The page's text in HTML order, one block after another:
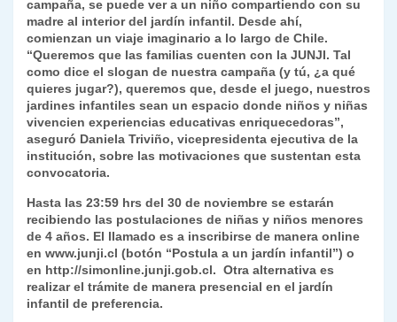
campaña, se puede ver a un niño compartiendo con su
madre al interior del jardín infantil. Desde ahí,
comienzan un viaje imaginario a lo largo de Chile.
“Queremos que las familias cuenten con la JUNJI. Tal
como dice el slogan de nuestra campaña (y tú, ¿a qué
quieres jugar?), queremos que, desde el juego, nuestros
jardines infantiles sean un espacio donde niños y niñas
vivencien experiencias educativas enriquecedoras”,
aseguró Daniela Triviño, vicepresidenta ejecutiva de la
institución, sobre las motivaciones que sustentan esta
convocatoria.
Hasta las 23:59 hrs del 30 de noviembre se estarán
recibiendo las postulaciones de niñas y niños menores
de 4 años. El llamado es a inscribirse de manera online
en www.junji.cl (botón “Postula a un jardín infantil”) o
en http://simonline.junji.gob.cl. Otra alternativa es
realizar el trámite de manera presencial en el jardín
infantil de preferencia.